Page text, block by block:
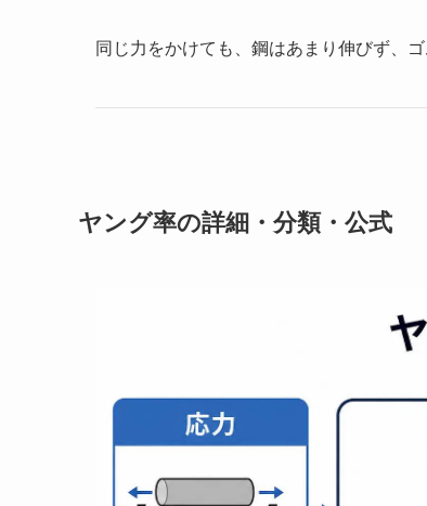
同じ力をかけても、鋼はあまり伸びず、
ヤング率の詳細・分類・公式